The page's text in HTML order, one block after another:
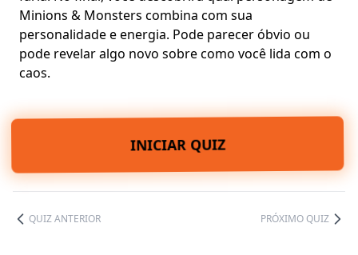
Minions & Monsters combina com sua
personalidade e energia. Pode parecer óbvio ou
pode revelar algo novo sobre como você lida com o
caos.
INICIAR QUIZ
QUIZ ANTERIOR PRÓXIMO QUIZ